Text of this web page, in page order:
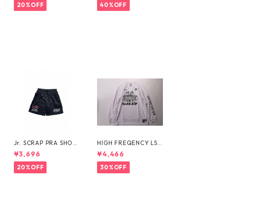
20%OFF 40%OFF
Jr. SCRAP PRA SHOR
TS（全３カラー）17311
04008
¥3,696
20%OFF
HIGH FREQENCY LS
TEE（全4カラー）172
0201015
¥4,466
30%OFF